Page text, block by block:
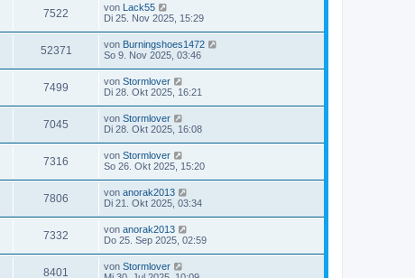
7522 von Lack55
Di 25. Nov 2025, 15:29
52371 von Burningshoes1472
So 9. Nov 2025, 03:46
7499 von Stormlover
Di 28. Okt 2025, 16:21
7045 von Stormlover
Di 28. Okt 2025, 16:08
7316 von Stormlover
So 26. Okt 2025, 15:20
7806 von anorak2013
Di 21. Okt 2025, 03:34
7332 von anorak2013
Do 25. Sep 2025, 02:59
8401 von Stormlover